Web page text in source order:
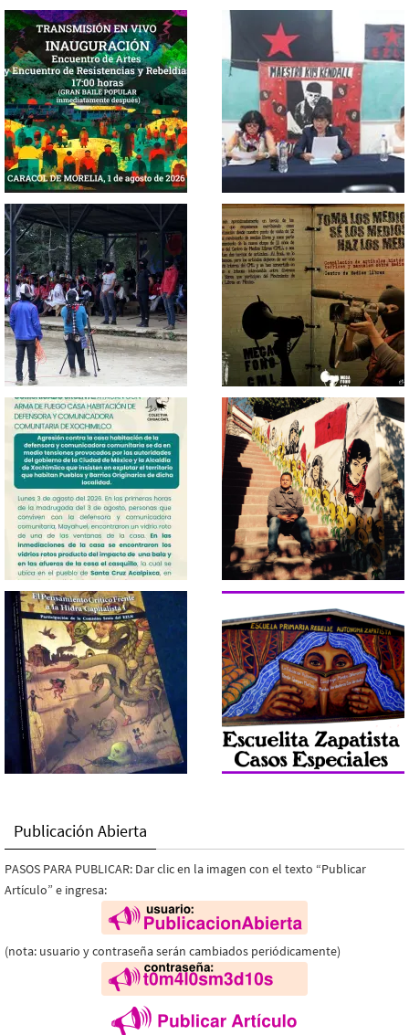
Publicación Abierta
PASOS PARA PUBLICAR: Dar clic en la imagen con el texto “Publicar
Artículo” e ingresa:
(nota: usuario y contraseña serán cambiados periódicamente)